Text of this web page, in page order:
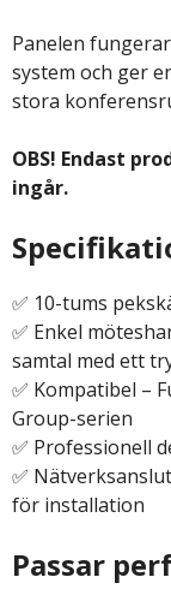
Panelen
system och ger
stora
OBS! Endast
ingår.
✅ 10-tums
✅ Enkel
samtal med ett
✅ Kompatibel –
Group-serien
✅ Professionell
✅
för installation
Passar